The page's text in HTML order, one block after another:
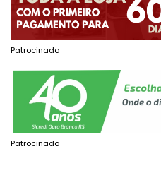
Patrocinado
Patrocinado